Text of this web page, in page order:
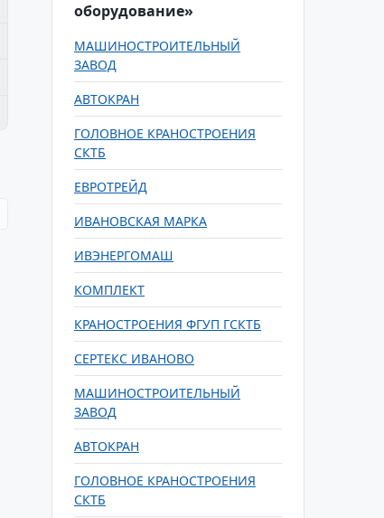
оборудование»
МАШИНОСТРОИТЕЛЬНЫЙ
ЗАВОД
АВТОКРАН
ГОЛОВНОЕ КРАНОСТРОЕНИЯ
СКТБ
ЕВРОТРЕЙД
ИВАНОВСКАЯ МАРКА
ИВЭНЕРГОМАШ
КОМПЛЕКТ
КРАНОСТРОЕНИЯ ФГУП ГСКТБ
СЕРТЕКС ИВАНОВО
МАШИНОСТРОИТЕЛЬНЫЙ
ЗАВОД
АВТОКРАН
ГОЛОВНОЕ КРАНОСТРОЕНИЯ
СКТБ